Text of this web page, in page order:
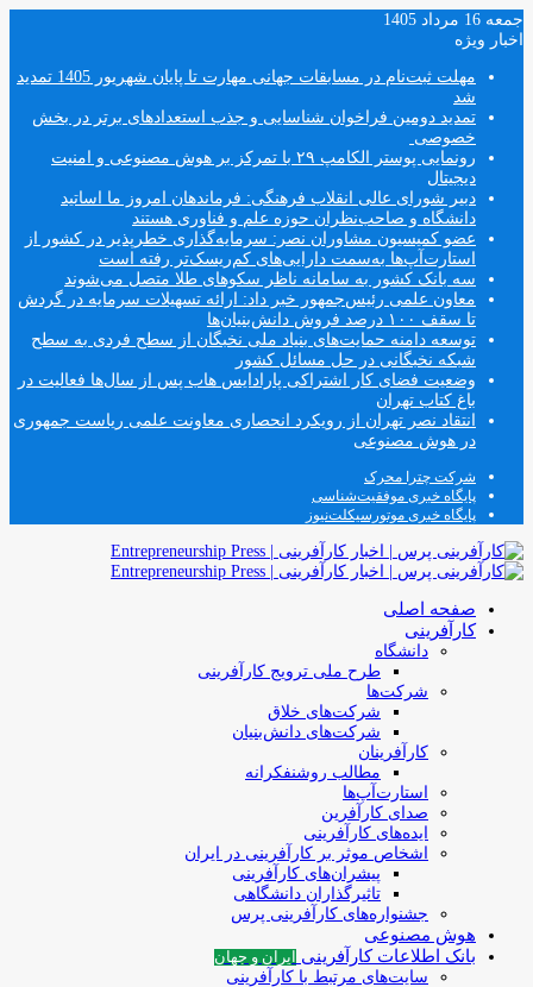
جمعه 16 مرداد 1405
اخبار ویژه
مهلت ثبت‌نام در مسابقات جهانی مهارت تا پایان شهریور 1405 تمدید
شد
تمدید دومین فراخوان شناسایی و جذب استعدادهای برتر در بخش
خصوصی
رونمایی پوستر الکامپ ۲۹ با تمرکز بر هوش مصنوعی و امنیت
دیجیتال
دبیر شورای عالی انقلاب فرهنگی: فرماندهان امروز ما اساتید
دانشگاه و صاحب‌نظران حوزه علم و فناوری هستند
عضو کمیسیون مشاوران نصر: سرمایه‌گذاری خطرپذیر در کشور از
استارت‌آپ‌ها به‌سمت دارایی‌های کم‌ریسک‌تر رفته است
سه بانک کشور به سامانه ناظر سکوهای طلا متصل می‌شوند
معاون علمی رئیس‌جمهور خبر داد: ارائه تسهیلات سرمایه در گردش
تا سقف ۱۰۰ درصد فروش دانش‌بنیان‌ها
توسعه دامنه حمایت‌های بنیاد ملی نخبگان از سطح فردی به سطح
شبکه نخبگانی در حل مسائل کشور
وضعیت فضای کار اشتراکی پارادایس هاب پس از سال‌ها فعالیت در
باغ کتاب تهران
انتقاد نصر تهران از رویکرد انحصاری معاونت علمی ریاست جمهوری
در هوش مصنوعی
شرکت چترا محرک
پایگاه خبری موفقیت‌شناسی
پایگاه خبری موتورسیکلت‌نیوز
صفحه اصلی
کارآفرینی
دانشگاه
طرح ملی ترویج کارآفرینی
شرکت‌ها
شرکت‌های خلاق
شرکت‌های دانش‌بنیان
کارآفرینان
مطالب روشنفکرانه
استارت‌آپ‌ها
صدای کارآفرین
ایده‌های کارآفرینی
اشخاص موثر بر کارآفرینی در ایران
پیشران‌های کارآفرینی
تاثیرگذاران دانشگاهی
جشنواره‌های کارآفرینی‌ پرس
هوش مصنوعی
بانک اطلاعات کارآفرینی
ایران و جهان
سایت‌های مرتبط با کارآفرینی